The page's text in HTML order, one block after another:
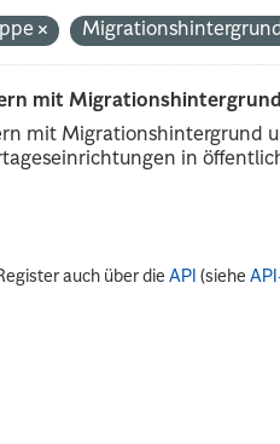
mit
mit Migrationshintergrund
in
auch über dieAPI (siehe